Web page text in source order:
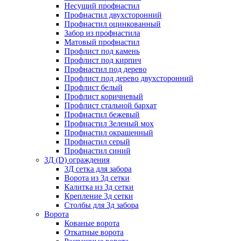
Несущий профнастил
Профнастил двухсторонний
Профнастил оцинкованный
Забор из профнастила
Матовый профнастил
Профлист под камень
Профлист под кирпич
Профнастил под дерево
Профлист под дерево двухсторонний
Профлист белый
Профлист коричневый
Профлист стальной бархат
Профнастил бежевый
Профнастил Зеленый мох
Профнастил окрашенный
Профнастил серый
Профнастил синий
3Д (D) ограждения
3Д сетка для забора
Ворота из 3д сетки
Калитка из 3д сетки
Крепление 3д сетки
Столбы для 3д забора
Ворота
Кованые ворота
Откатные ворота